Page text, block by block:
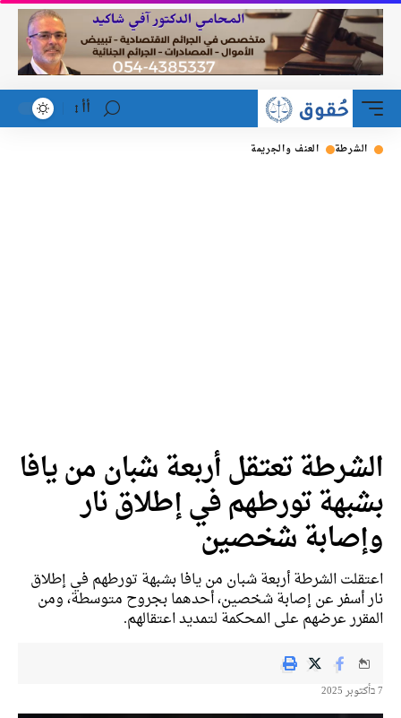
أأ
الشرطة العنف والجريمة
الشرطة تعتقل أربعة شبان من يافا
بشبهة تورطهم في إطلاق نار
وإصابة شخصين
اعتقلت الشرطة أربعة شبان من يافا بشبهة تورطهم في إطلاق
نار أسفر عن إصابة شخصين، أحدهما بجروح متوسطة، ومن
المقرر عرضهم على المحكمة لتمديد اعتقالهم.
7 בأكتوبر 2025